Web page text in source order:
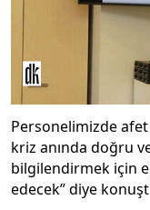
Personelimizde afet
kriz anında doğru
bilgilendirmek için
edecek” diye